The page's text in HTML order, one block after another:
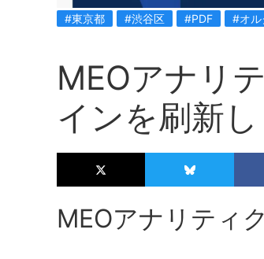
#東京都 #渋谷区 #PDF #オル
MEOアナリ
インを刷新し
MEOアナリティ